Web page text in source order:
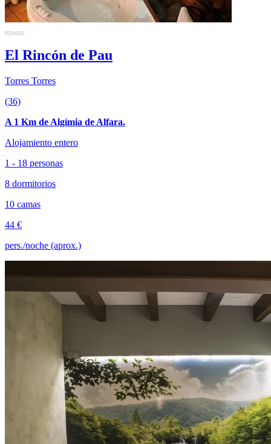
El Rincón de Pau
Torres Torres
(36)
A 1 Km de Algímia de Alfara.
Alojamiento entero
1 - 18 personas
8 dormitorios
10 camas
44 €
pers./noche (aprox.)